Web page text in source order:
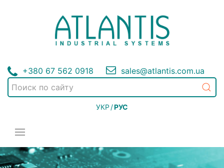
+380 67 562 0918 sales@atlantis.com.ua
УКР /РУС